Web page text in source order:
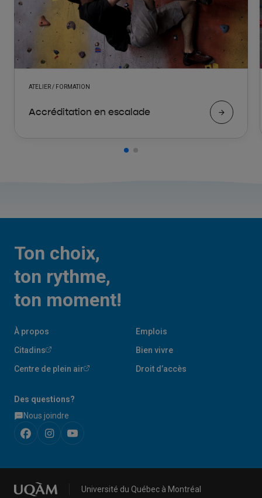
ATELIER / FORMATION
Accréditation en escalade
À propos
Emplois
Citadins
Bien vivre
Centre de plein air
Droit d’accès
Des questions?
Nous joindre
Ton choix,
ton rythme,
ton moment!
Université du Québec à Montréal